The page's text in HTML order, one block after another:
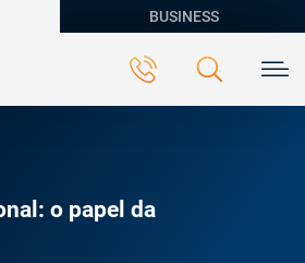
BUSINESS
o papel da